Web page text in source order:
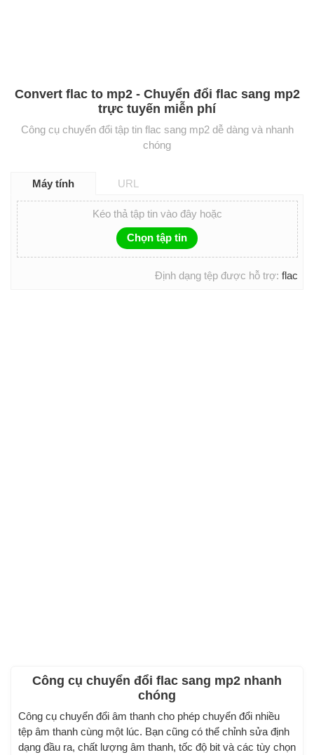
Convert flac to mp2 - Chuyển đổi flac sang mp2
trực tuyến miễn phí
Công cụ chuyển đổi tập tin flac sang mp2 dễ dàng và nhanh
chóng
Máy tính URL
Kéo thả tập tin vào đây hoặc
Chọn tập tin
Định dạng tệp được hỗ trợ: flac
Công cụ chuyển đổi flac sang mp2 nhanh
chóng
Công cụ chuyển đổi âm thanh cho phép chuyển đổi nhiều
tệp âm thanh cùng một lúc. Bạn cũng có thể chỉnh sửa định
dạng đầu ra, chất lượng âm thanh, tốc độ bit và các tùy chọn